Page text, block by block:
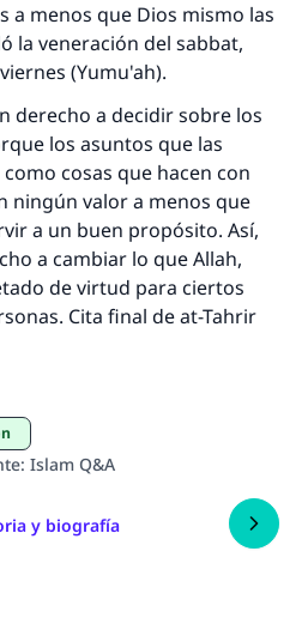
a menos que Dios mismo las
la veneración del sabbat,
(Yumu'ah).
derecho a decidir sobre los
los asuntos que las
cosas que hacen con
ningún valor a menos que
a un buen propósito. Así,
a cambiar lo que Allah,
de virtud para ciertos
Cita final deat-Tahrir
: Islam Q&A
y biografía